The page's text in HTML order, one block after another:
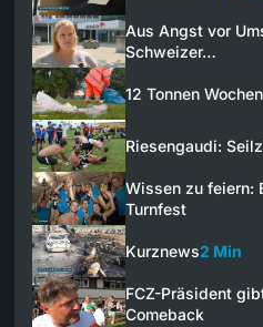
Aus Angst vor
Schweizer…
12 Tonnen
Riesengaudi:
Wissen zu feiern:
Turnfest
Kurznews2 Min
FCZ-Präsident
Comeback